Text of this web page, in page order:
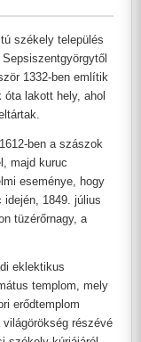
székely település
1332-ben említik
lakott hely, ahol
ben a szászok
majd kuruc
eseménye, hogy
idején, 1849. július
tüzérőrnagy, a
eklektikus
templom, mely
erődtemplom
részévé